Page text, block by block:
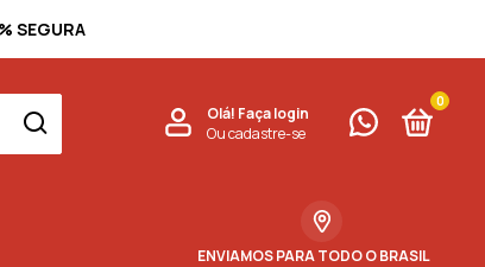
SEGURA
Olá! Faça login
Ou cadastre-se
0
ENVIAMOS PARA TODO O BRASIL